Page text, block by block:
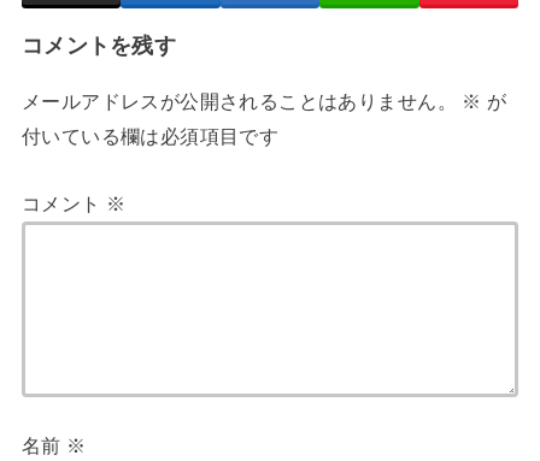
コメントを残す
メールアドレスが公開されることはありません。 ※ が
付いている欄は必須項目です
コメント ※
名前 ※